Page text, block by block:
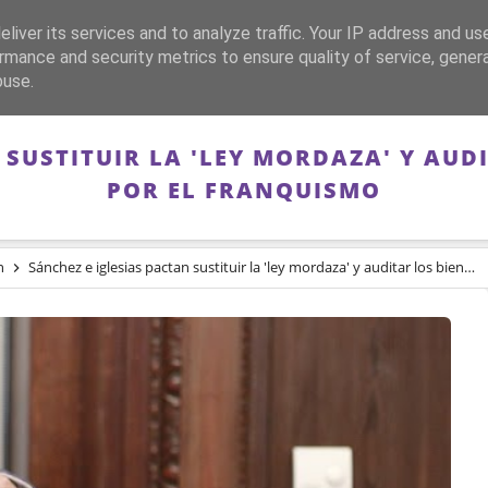
FRANQUISMO GUERRA DE ESPAÑA MEMORIA
LA 'LEY MORDAZA' Y
POR EL FRANQUISMO
Sánchez e iglesias pactan sustituir la 'ley mordaza' y auditar los bienes expoliados por el franquismo
its services and to analyze traffic. Your IP address and
and security metrics to ensure quality of service,